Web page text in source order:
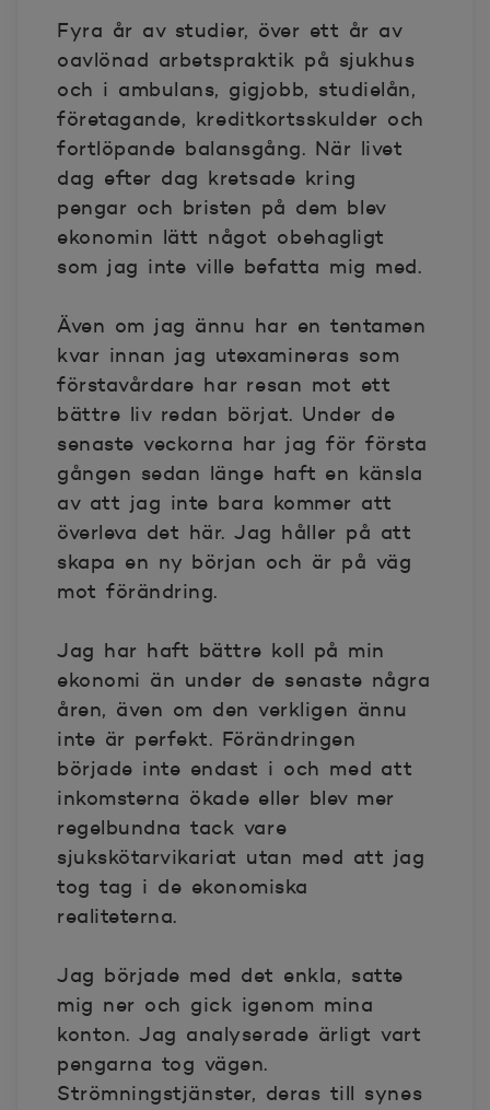
Fyra år av studier, över ett år av
oavlönad arbetspraktik på sjukhus
och i ambulans, gigjobb, studielån,
företagande, kreditkortsskulder och
fortlöpande balansgång. När livet
dag efter dag kretsade kring
pengar och bristen på dem blev
ekonomin lätt något obehagligt
som jag inte ville befatta mig med.
Även om jag ännu har en tentamen
kvar innan jag utexamineras som
förstavårdare har resan mot ett
bättre liv redan börjat. Under de
senaste veckorna har jag för första
gången sedan länge haft en känsla
av att jag inte bara kommer att
överleva det här. Jag håller på att
skapa en ny början och är på väg
mot förändring.
Jag har haft bättre koll på min
ekonomi än under de senaste några
åren, även om den verkligen ännu
inte är perfekt. Förändringen
började inte endast i och med att
inkomsterna ökade eller blev mer
regelbundna tack vare
sjukskötarvikariat utan med att jag
tog tag i de ekonomiska
realiteterna.
Jag började med det enkla, satte
mig ner och gick igenom mina
konton. Jag analyserade ärligt vart
pengarna tog vägen.
Strömningstjänster, deras till synes